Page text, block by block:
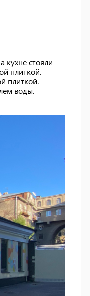
кухне стояли
плиткой.
плиткой.
воды.